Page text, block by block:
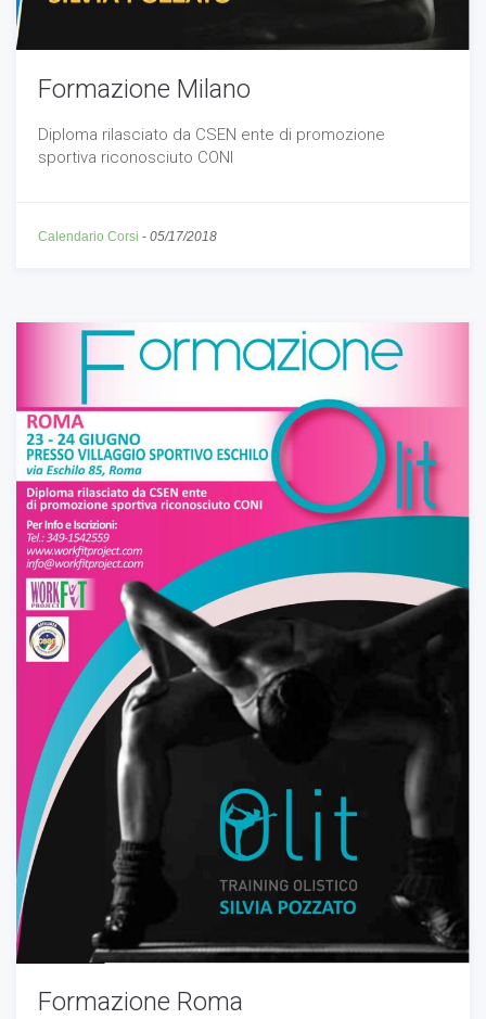
Formazione Milano
Diploma rilasciato da CSEN ente di promozione
sportiva riconosciuto CONI
Calendario Corsi - 05/17/2018
Formazione Roma